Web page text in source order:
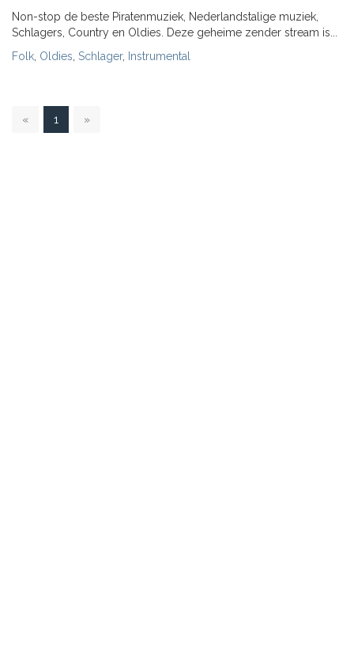
Non-stop de beste Piratenmuziek, Nederlandstalige muziek,
Schlagers, Country en Oldies. Deze geheime zender stream is...
Folk Oldies Schlager, Instrumental
« 1 »